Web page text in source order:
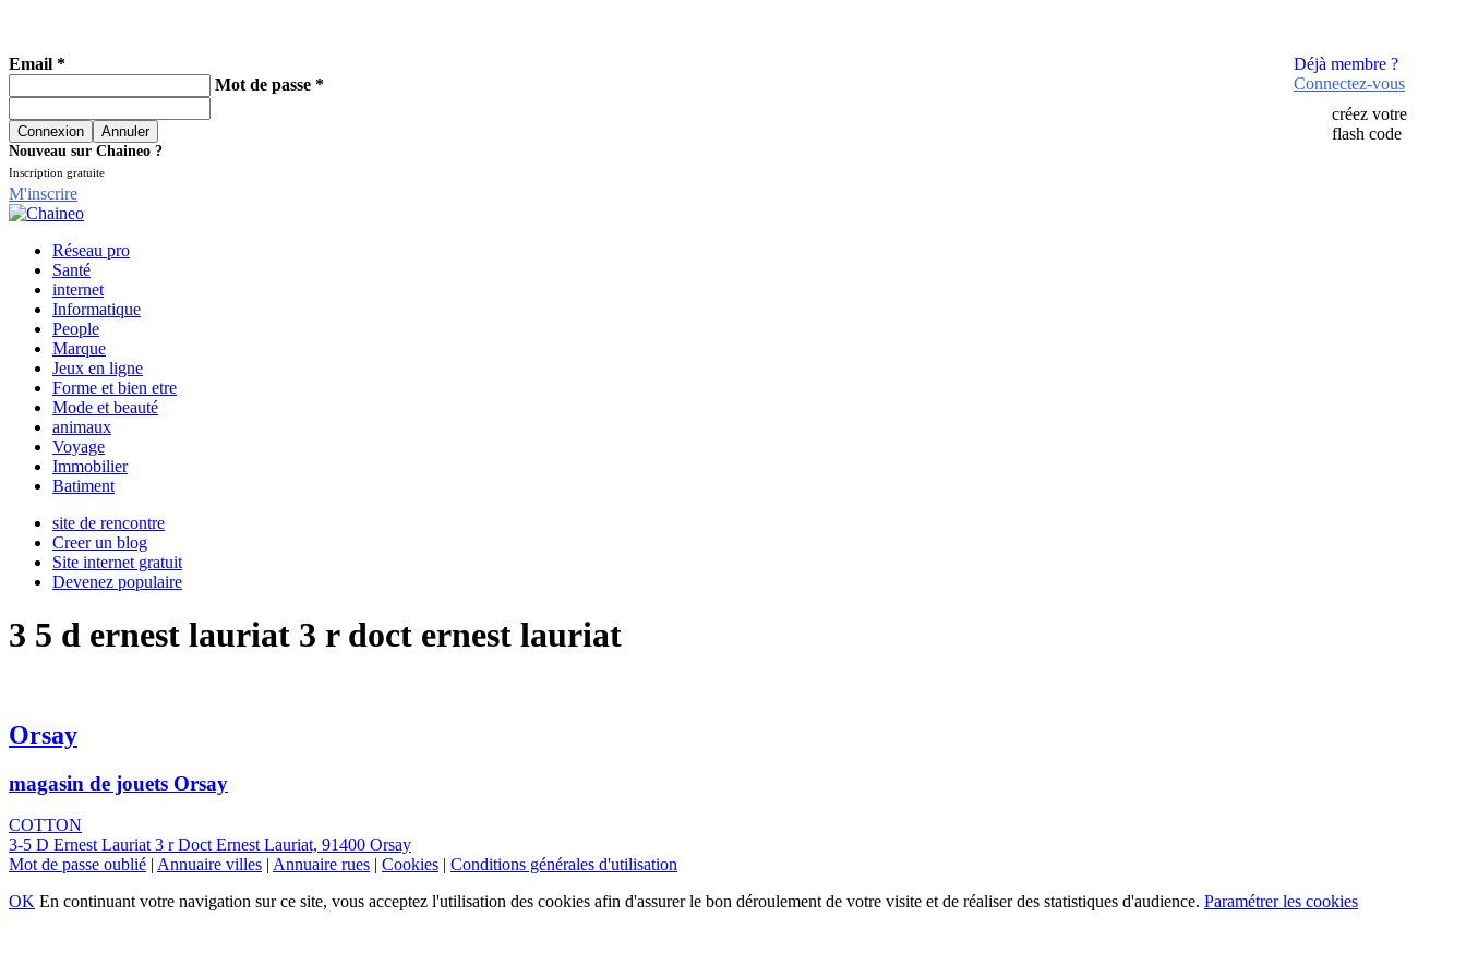
Déjà membre ?
Connectez-vous
créez votre
flash code
Email *
Mot de passe *
Nouveau sur Chaineo ?
Inscription gratuite
M'inscrire
Réseau pro
Santé
internet
Informatique
People
Marque
Jeux en ligne
Forme et bien etre
Mode et beauté
animaux
Voyage
Immobilier
Batiment
site de rencontre
Creer un blog
Site internet gratuit
Devenez populaire
3 5 d ernest lauriat 3 r doct ernest lauriat
Orsay
magasin de jouets Orsay
COTTON
3-5 D Ernest Lauriat 3 r Doct Ernest Lauriat, 91400 Orsay
Mot de passe oublié | Annuaire villes | Annuaire rues | Cookies | Conditions générales d'utilisation
OK En continuant votre navigation sur ce site, vous acceptez l'utilisation des cookies afin d'assurer le bon déroulement de votre visite et de réaliser des statistiques d'audience. Paramétrer les cookies